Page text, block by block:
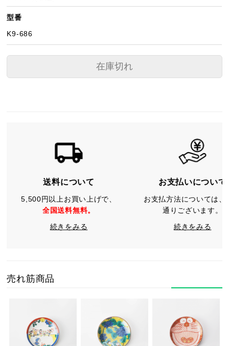
型番
K9-686
在庫切れ
送料について
5,500円以上お買い上げで、
全国送料無料。
続きをみる
お支払いについて
お支払方法については、
通りございます。
続きをみる
売れ筋商品